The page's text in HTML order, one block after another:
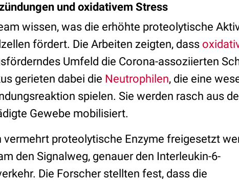
und oxidativem Stress
wissen, was die erhöhte proteolytische
fördert. Die Arbeiten zeigten, dass
Umfeld die Corona-assoziierten
gerieten dabei die Neutrophilen, die eine
spielen. Sie werden rasch aus
Gewebe mobilisiert.
vermehrt proteolytische Enzyme freigesetzt
den Signalweg, genauer den Interleukin-6-
Die Forscher stellten fest, dass die